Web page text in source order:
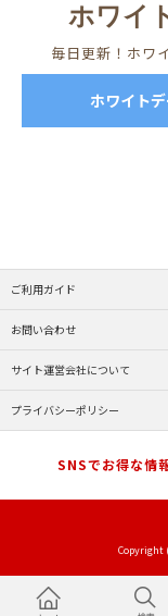
ホワイ
毎日更新！ホワ
ホワイト
ご利用ガイド
お問い合わせ
サイト運営会社について
プライバシーポリシー
SNSでお得な情
Copyright